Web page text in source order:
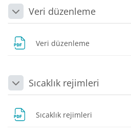
DaraltVeri düzenleme
Veri düzenleme
DaraltSıcaklık rejimleri
Sıcaklık rejimleri